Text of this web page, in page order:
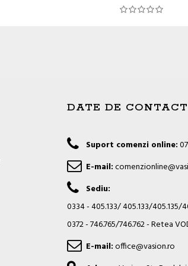
DATE DE CONTACT
Suport comenzi online:
E-mail:
Sediu:
0334 - 405.133/ 405.133/405.135/
0372 - 746.765/746.762 - Retea
E-mail:office@vasion.ro